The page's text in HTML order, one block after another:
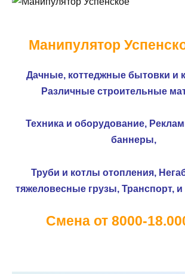
Манипулятор
Дачные, коттеджные бытовки и
Различные строительные
Техника и оборудование,
баннеры,
Труби и котлы отопления,
тяжеловесные грузы, Транспорт,
Смена от 8000-